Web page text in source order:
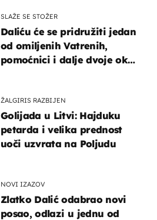
SLAŽE SE STOŽER
Daliću će se pridružiti jedan
od omiljenih Vatrenih,
pomoćnici i dalje dvoje oko
ŽALGIRIS RAZBIJEN
Golijada u Litvi: Hajduku
petarda i velika prednost
uoči uzvrata na Poljudu
NOVI IZAZOV
Zlatko Dalić odabrao novi
posao, odlazi u jednu od